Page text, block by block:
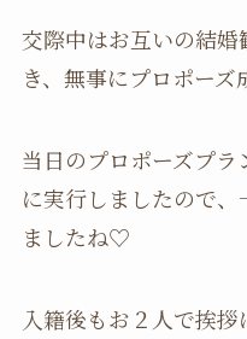
交際中はお互いの結
き、無事にプロポーズ
当日のプロポーズプラ
に実行しましたので
ましたね♡
入籍後もお２人で挨